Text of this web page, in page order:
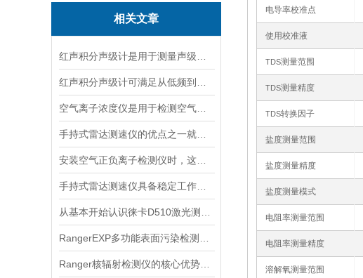
相关文章
电导率校准点
使用校准液
TDS测量范围
TDS测量精度
TDS转换因子
盐度测量范围
盐度测量精度
盐度测量模式
电阻率测量范围
电阻率测量精度
溶解氧测量范围